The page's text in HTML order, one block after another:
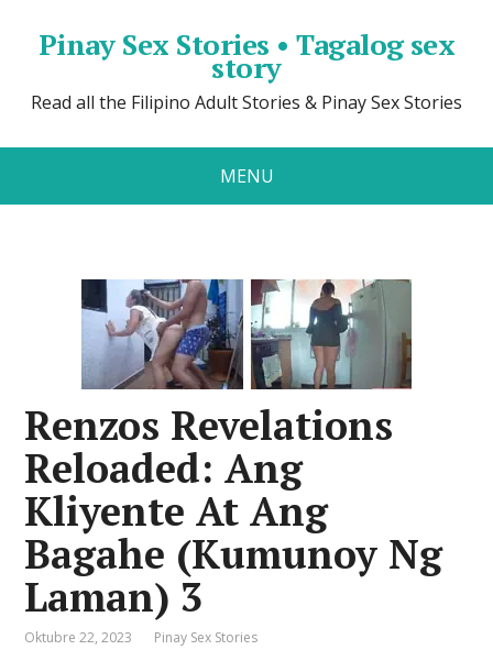
Pinay Sex Stories • Tagalog sex
story
Read all the Filipino Adult Stories & Pinay Sex Stories
MENU
Renzos Revelations
Reloaded: Ang
Kliyente At Ang
Bagahe (Kumunoy Ng
Laman) 3
Oktubre 22, 2023 Pinay Sex Stories